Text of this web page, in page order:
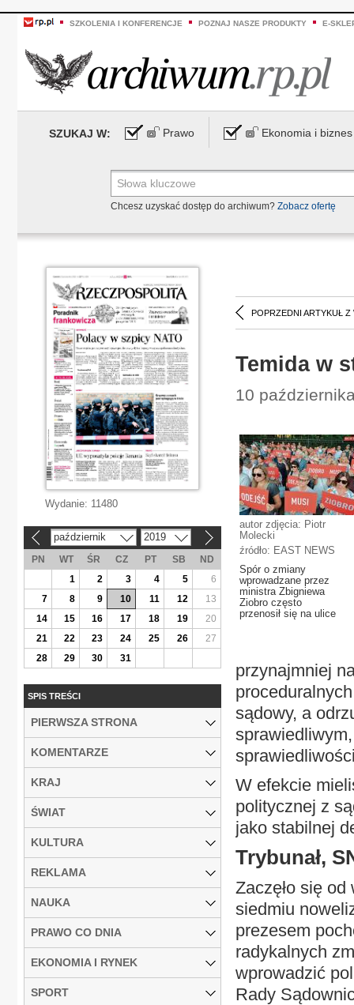
SZKOLENIA I KONFERENCJE POZNAJ NASZE PRODUKTY E-
SZUKAJ W: Prawo Ekonomia i biznes
Chcesz uzyskać dostęp do archiwum? Zobacz ofertę
POPRZEDNI ARTYKUŁ Z
Temida w
10
autor zdjęcia: Piotr
Molecki
źródło: EAST NEWS
Spór o zmiany
wprowadzane przez
ministra Zbigniewa
Ziobro często
przenosił się na ulice
przynajmniej
sądowy, a
W efekcie
politycznej z
jako stabilnej
Trybunał,
Zaczęło się
siedmiu
prezesem
radykalnych
wprowadzić
Rady
Wydanie: 11480
październik 2019
PN WT ŚR CZ PT SB
ND
1
2 3 4 5
6
7
8 9 10 11 12
13
14
15 16 17 18 19
20
21
22 23 24 25 26
27
28
29 30 31
SPIS TREŚCI
PIERWSZA STRONA
KOMENTARZE
KRAJ
ŚWIAT
KULTURA
REKLAMA
NAUKA
PRAWO CO DNIA
EKONOMIA I RYNEK
SPORT